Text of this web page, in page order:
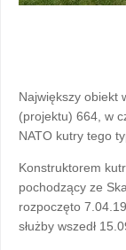
Największy obiekt
(projektu) 664, w
NATO kutry tego
Konstruktorem
pochodzący ze
rozpoczęto
służby wszedł